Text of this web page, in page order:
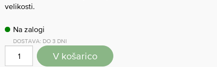
velikosti.
Na zalogi
DOSTAVA: DO 3 DNI
V košarico